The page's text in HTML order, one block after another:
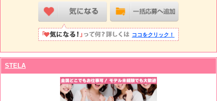
ココをクリック！
STELA